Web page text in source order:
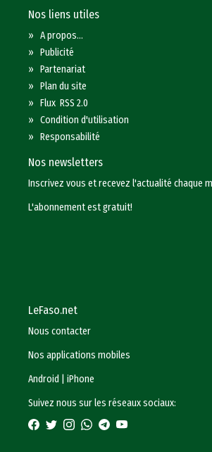
Nos liens utiles
»A propos...
»Publicité
»Partenariat
»Plan du site
»Flux RSS 2.0
»Condition d'utilisation
»Responsabilité
Nos newsletters
Inscrivez vous et recevez l'actualité chaque
L'abonnement est gratuit!
LeFaso.net
Nous contacter
Nos applications mobiles
Android
|iPhone
Suivez nous sur les réseaux sociaux: